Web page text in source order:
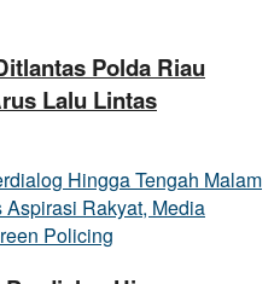
Polda Riau
Lalu Lintas